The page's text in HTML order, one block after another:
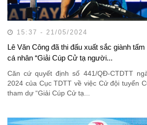
15:37 - 21/05/2024
Lê Văn Công đã thi đấu xuất sắc giành
cá nhân “Giải Cúp Cử tạ người...
Căn cứ quyết định số 441/QĐ-CTDTT
2024 của Cục TDTT về việc Cử đội tuyển
tham dự “Giải Cúp Cử tạ...